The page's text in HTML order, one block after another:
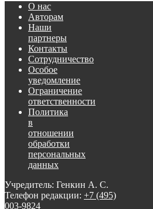
О нас
Авторам
Наши
партнеры
Контакты
Сотрудничество
Особое
уведомление
Ограничение
ответственности
Политика
в
отношении
обработки
персональных
данных
Учредитель: Генкин А. С.
Телефон редакции: +7 (495)
003-9824